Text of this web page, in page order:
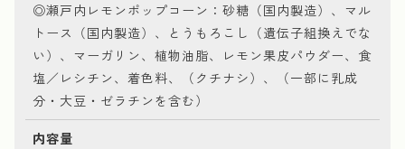
◎瀬戸内レモンポップコーン：砂糖（国内製造）、マル
トース（国内製造）、とうもろこし（遺伝子組換えでな
い）、マーガリン、植物油脂、レモン果皮パウダー、食
塩／レシチン、着色料、（クチナシ）、（一部に乳成
分・大豆・ゼラチンを含む）
内容量